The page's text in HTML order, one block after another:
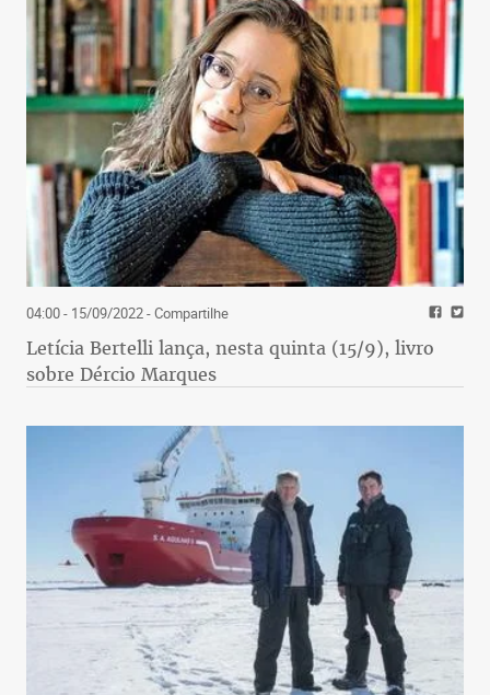
04:00 - 15/09/2022- Compartilhe
Letícia Bertelli lança, nesta quinta (15/9), livro
sobre Dércio Marques